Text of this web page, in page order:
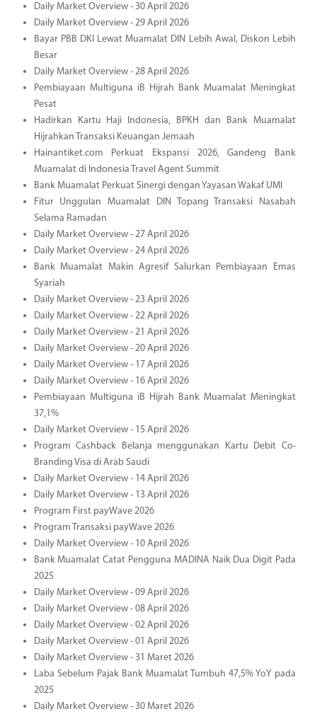
Daily Market Overview - 30 April 2026
Daily Market Overview - 29 April 2026
Bayar PBB DKI Lewat Muamalat DIN Lebih Awal, Diskon Lebih
Besar
Daily Market Overview - 28 April 2026
Pembiayaan Multiguna iB Hijrah Bank Muamalat Meningkat
Pesat
Hadirkan Kartu Haji Indonesia, BPKH dan Bank Muamalat
Hijrahkan Transaksi Keuangan Jemaah
Hainantiket.com Perkuat Ekspansi 2026, Gandeng Bank
Muamalat di Indonesia Travel Agent Summit
Bank Muamalat Perkuat Sinergi dengan Yayasan Wakaf UMI
Fitur Unggulan Muamalat DIN Topang Transaksi Nasabah
Selama Ramadan
Daily Market Overview - 27 April 2026
Daily Market Overview - 24 April 2026
Bank Muamalat Makin Agresif Salurkan Pembiayaan Emas
Syariah
Daily Market Overview - 23 April 2026
Daily Market Overview - 22 April 2026
Daily Market Overview - 21 April 2026
Daily Market Overview - 20 April 2026
Daily Market Overview - 17 April 2026
Daily Market Overview - 16 April 2026
Pembiayaan Multiguna iB Hijrah Bank Muamalat Meningkat
37,1%
Daily Market Overview - 15 April 2026
Program Cashback Belanja menggunakan Kartu Debit Co-
Branding Visa di Arab Saudi
Daily Market Overview - 14 April 2026
Daily Market Overview - 13 April 2026
Program First payWave 2026
Program Transaksi payWave 2026
Daily Market Overview - 10 April 2026
Bank Muamalat Catat Pengguna MADINA Naik Dua Digit Pada
2025
Daily Market Overview - 09 April 2026
Daily Market Overview - 08 April 2026
Daily Market Overview - 02 April 2026
Daily Market Overview - 01 April 2026
Daily Market Overview - 31 Maret 2026
Laba Sebelum Pajak Bank Muamalat Tumbuh 47,5% YoY pada
2025
Daily Market Overview - 30 Maret 2026